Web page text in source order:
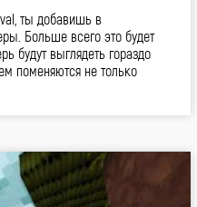
ты добавишь в
Больше всего это будет
будут выглядеть гораздо
поменяются не только